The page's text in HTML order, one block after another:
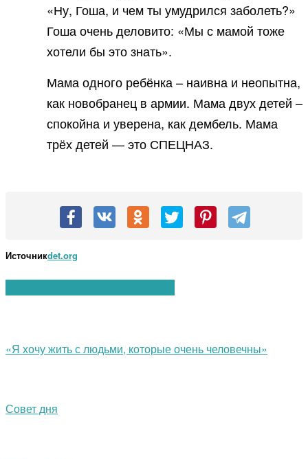
«Ну, Гоша, и чем ты умудрился заболеть?»
Гоша очень деловито: «Мы с мамой тоже
хотели бы это знать».
Мама одного ребёнка – наивна и неопытна,
как новобранец в армии. Мама двух детей –
спокойна и уверена, как дембель. Мама
трёх детей — это СПЕЦНАЗ.
Источникdet.org
«Я хочу жить с людьми, которые очень человечны»
Совет дня